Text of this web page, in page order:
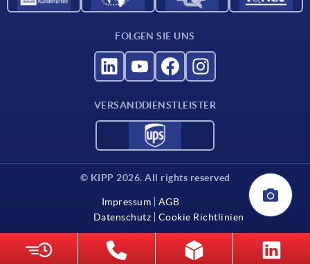
FOLGEN SIE UNS
VERSANDDIENSTLEISTER
© KIPP 2026. All rights reserved
Impressum
AGB
Datenschutz
Cookie Richtlinien